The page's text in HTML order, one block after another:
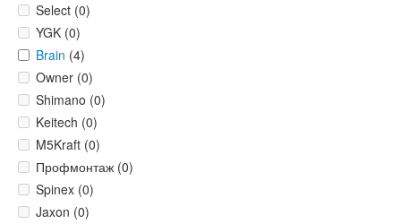
Select (0)
YGK (0)
Brain (4)
Owner (0)
Shimano (0)
Keitech (0)
M5Kraft (0)
Профмонтаж (0)
Spinex (0)
Jaxon (0)